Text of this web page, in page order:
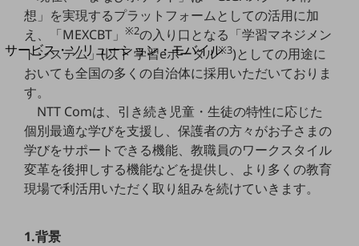
別ウィンドウで開きます
サービス・ソリューション・モバイル
サービス・ソリューションTOP
DXに関する課題を解決する
サービス・ソリューションをご紹介
カテゴリーで探す
カテゴリーで探すTOP
ネットワーク・モバイル
電話・映像コミュニケーション
想」を実現するプラットフォームとしての活用に加
え、「MEXCBT」※2の入り口となる「学習マネジメン
トシステム」(以下 学習eポータル※3)としての用途に
おいても全国の多くの自治体に採用いただいておりま
す。
NTT Comは、引き続き児童・生徒の特性に応じた
個別最適な学びを支援し、保護者の方々がお子さまの
学びをサポートできる機能、教職員のワークスタイル
変革を後押しする機能などを提供し、より多くの教育
現場で利活用いただく取り組みを続けていきます。
1.背景